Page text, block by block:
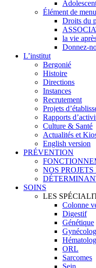
Élément de menu
Droits du
la vie
Donnez-
L’institut
Bergonié
Histoire
Directions
Instances
Recrutement
Projets
Rapports
Culture & Santé
Actualités et
English version
PRÉVENTION
NOS
SOINS
LES
Colonne
Digestif
Génétique
ORL
Sarcomes
Sein